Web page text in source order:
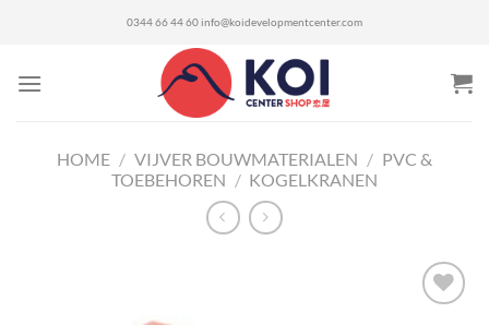
0344 66 44 60 info@koidevelopmentcenter.com
HOME / VIJVER BOUWMATERIALEN / PVC &
TOEBEHOREN / KOGELKRANEN